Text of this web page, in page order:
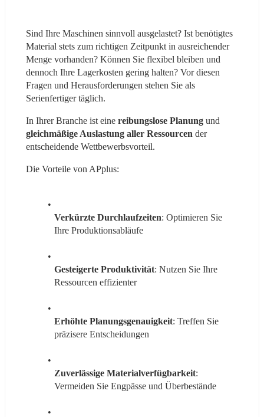
Sind Ihre Maschinen sinnvoll ausgelastet? Ist benötigtes
Material stets zum richtigen Zeitpunkt in ausreichender
Menge vorhanden? Können Sie flexibel bleiben und
dennoch Ihre Lagerkosten gering halten? Vor diesen
Fragen und Herausforderungen stehen Sie als
Serienfertiger täglich.
In Ihrer Branche ist eine reibungslose Planung und
gleichmäßige Auslastung aller Ressourcen der
entscheidende Wettbewerbsvorteil.
Die Vorteile von APplus:
Verkürzte Durchlaufzeiten: Optimieren Sie
Ihre Produktionsabläufe
Gesteigerte Produktivität: Nutzen Sie Ihre
Ressourcen effizienter
Erhöhte Planungsgenauigkeit: Treffen Sie
präzisere Entscheidungen
Zuverlässige Materialverfügbarkeit:
Vermeiden Sie Engpässe und Überbestände